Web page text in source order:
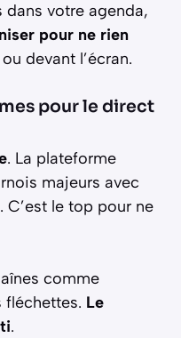
dans votre agenda,
pour ne rien
devant l’écran.
pour le direct
. La plateforme
majeurs avec
le top pour ne
comme
fléchettes. Le
.